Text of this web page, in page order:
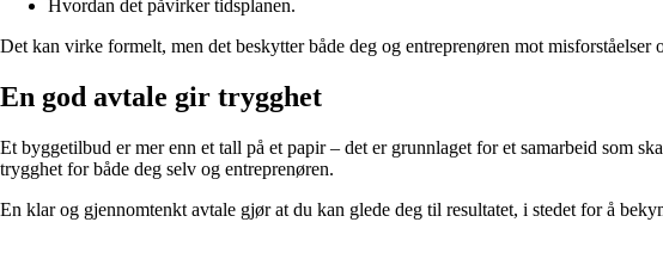
Hvordan det påvirker tidsplanen.
Det kan virke formelt, men det beskytter både deg og entreprenøren mot misforståelser
En god avtale gir trygghet
Et byggetilbud er mer enn et tall på et papir – det er grunnlaget for et samarbeid som
trygghet for både deg selv og entreprenøren.
En klar og gjennomtenkt avtale gjør at du kan glede deg til resultatet, i stedet for å